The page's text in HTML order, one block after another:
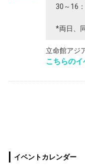
30～16
*両日、
立命館アジ
こちらのイ
イベントカレンダー